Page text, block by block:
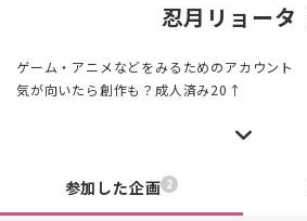
忍月リョータ
ゲーム・アニメなどをみるためのアカウント
気が向いたら創作も？成人済み20↑
参加した企画 2